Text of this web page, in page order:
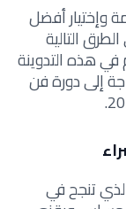
وإختيارأفضل
التالية
هذه التدوينة
إلى دورة فن
تنجح في